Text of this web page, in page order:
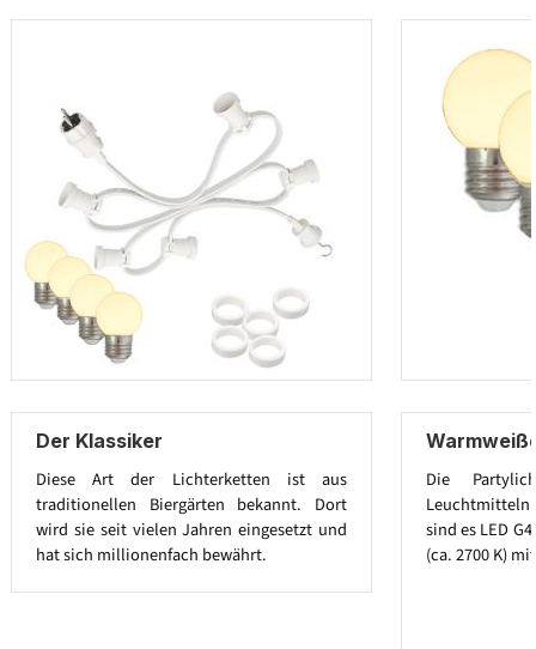
Der Klassiker
Diese Art der Lichterketten ist aus
traditionellen Biergärten bekannt. Dort
wird sie seit vielen Jahren eingesetzt und
hat sich millionenfach bewährt.
Die
Leuchtmitteln
sind es LED
(ca. 2700 K)